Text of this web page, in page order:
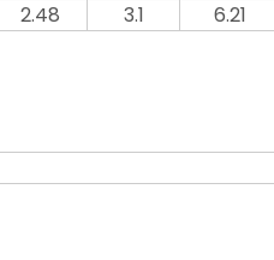
2.48 3.1 6.21